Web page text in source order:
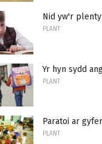
Nid yw'r
PLANT
Yr hyn sydd
PLANT
Paratoi ar
PLANT